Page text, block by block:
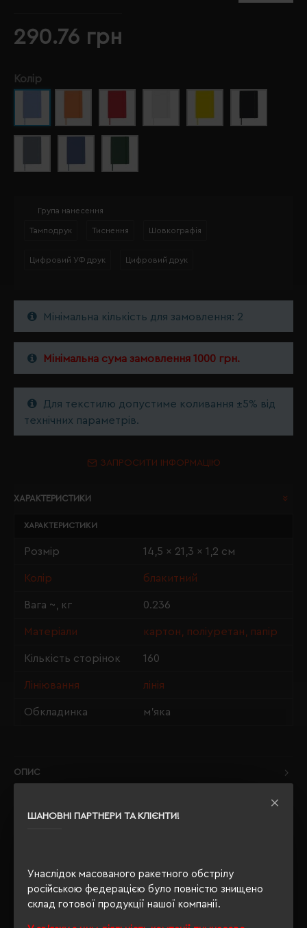
ШАНОВНІ ПАРТНЕРИ ТА КЛІЄНТИ!
Унаслідок масованого ракетного обстрілу
російською федерацією було повністю знищено
склад готової продукції нашої компанії.
290.76 грн
Колір
Група нанесення
Тамподрук Тиснення Шовкографія
Цифровий УФ друк Цифровий друк
Мінімальна кількість для замовлення: 2
Мінімальна сума замовлення 1000 грн.
Для текстилю допустиме коливання ±5% від
технічних параметрів.
ЗАПРОСИТИ ІНФОРМАЦІЮ
ХАРАКТЕРИСТИКИ
ХАРАКТЕРИСТИКИ
Розмір 14,5 x 21,3 x 1,2 см
Колір блакитний
Вага ~, кг 0.236
Матеріали картон, поліуретан, папір
Кількість сторінок 160
Лініювання лінія
Обкладинка м'яка
ОПИС
РЕКОМЕНДУЄМО